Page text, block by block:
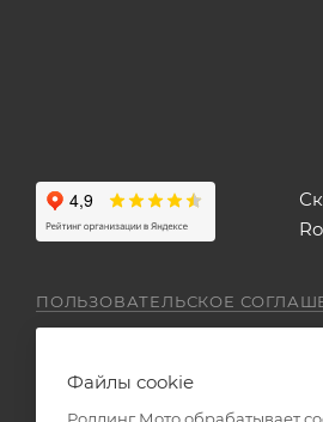
ПОЛЬЗОВАТЕЛЬСКОЕ
Файлы cookie
Роллинг Мото обрабатывает